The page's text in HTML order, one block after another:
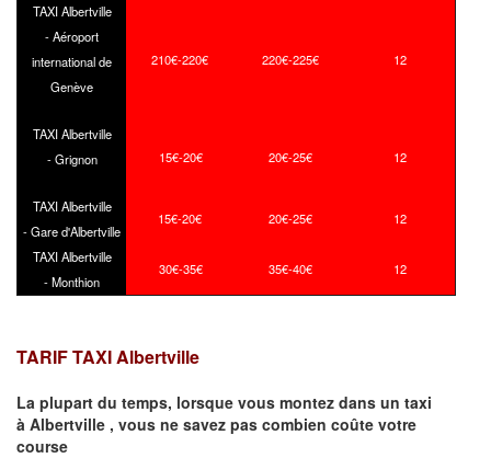
TAXI Albertville
- Aéroport
international de
Genève
210€-220€ 220€-225€ 12
TAXI Albertville
- Grignon
15€-20€ 20€-25€ 12
TAXI Albertville
- Gare d'Albertville
15€-20€ 20€-25€ 12
TAXI Albertville
- Monthion
30€-35€ 35€-40€ 12
TARIF TAXI Albertville
La plupart du temps, lorsque vous montez dans un taxi
à Albertville , vous ne savez pas combien coûte votre
course